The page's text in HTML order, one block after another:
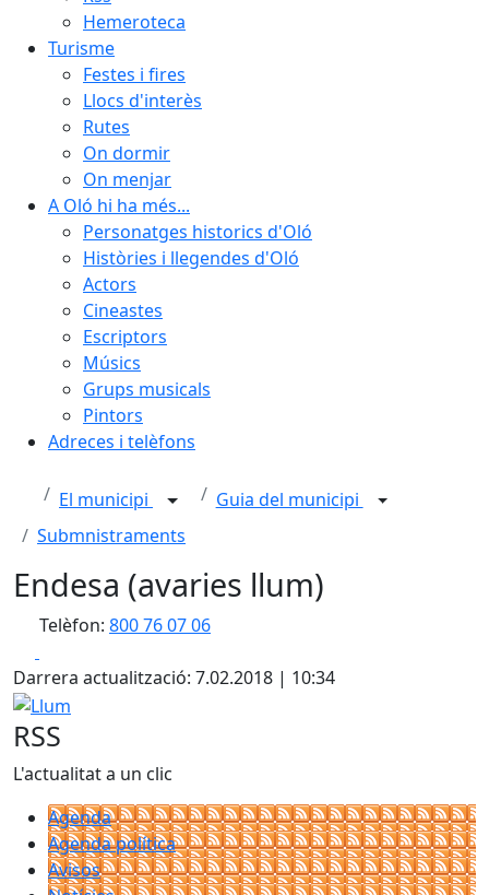
Hemeroteca
Turisme
Festes i fires
Llocs d'interès
Rutes
On dormir
On menjar
A Oló hi ha més...
Personatges historics d'Oló
Històries i llegendes d'Oló
Actors
Cineastes
Escriptors
Músics
Grups musicals
Pintors
Adreces i telèfons
El municipi
Guia del municipi
Submnistraments
Endesa (avaries llum)
Telèfon: 800 76 07 06
Darrera actualització: 7.02.2018 | 10:34
Llum
RSS
L'actualitat a un clic
Agenda
Agenda política
Avisos